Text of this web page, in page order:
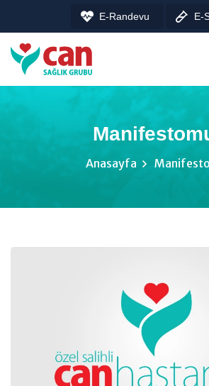
E-Randevu E-
Anasayfa